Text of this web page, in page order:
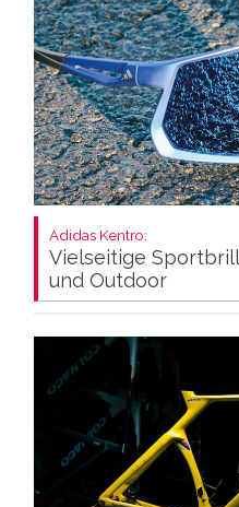
Adidas Kentro:
Vielseitige
und Outdoor